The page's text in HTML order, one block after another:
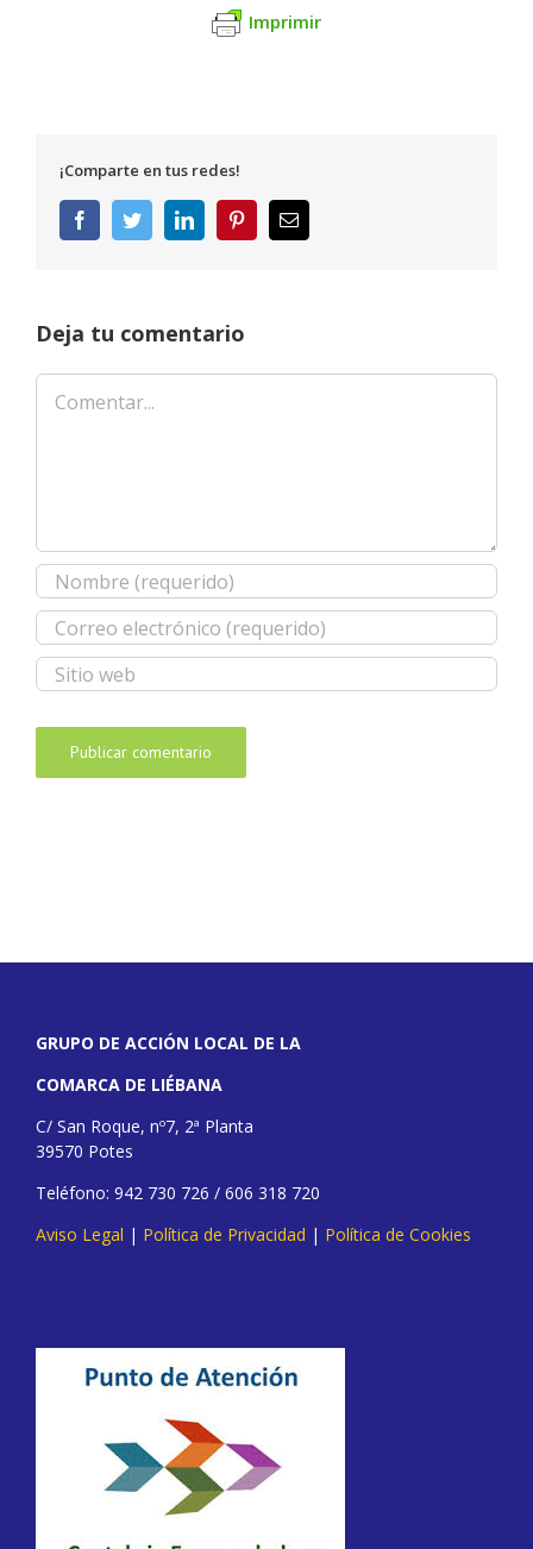
Imprimir
¡Comparte en tus redes!
FacebookTwitterLinkedInPinterestCorreo
electrónico
Deja tu comentario
Comentar
GRUPO DE ACCIÓN LOCAL DE LA
COMARCA DE LIÉBANA
C/ San Roque, nº7, 2ª Planta
39570 Potes
Teléfono: 942 730 726 / 606 318 720
Aviso Legal | Política de Privacidad | Política de Cookies